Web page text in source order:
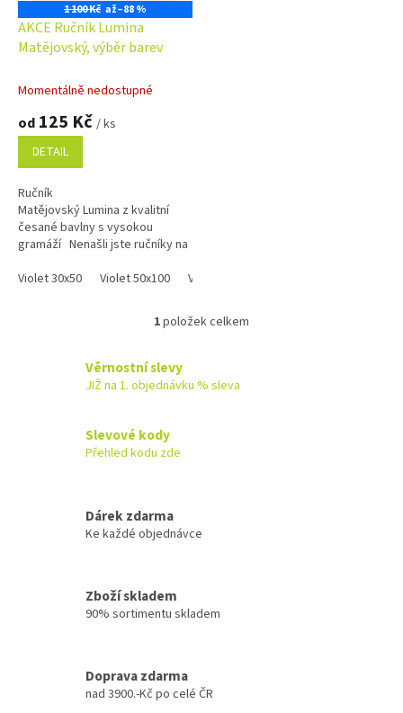
1 100 Kč až–88 %
AKCE Ručník Lumina
Matějovský, výběr barev
Momentálně nedostupné
od 125 Kč / ks
DETAIL
Ručník
Matějovský Lumina z kvalitní
česané bavlny s vysokou
gramáží Nenašli jste ručníky na
mrknout na skladové zásoby...
Violet 30x50 Violet 50x100 Violet 70x140
O
á
y
s
1položek celkem
Věrnostní slevy
JIŽ na 1. objednávku % sleva
Slevové kody
Přehled kodu zde
Dárek zdarma
Ke každé objednávce
Zboží skladem
90% sortimentu skladem
Doprava zdarma
nad 3900.-Kč po celé ČR